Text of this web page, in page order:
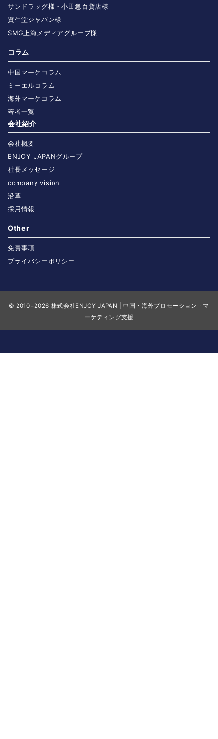
サンドラッグ様・小田急百貨店様
資生堂ジャパン様
SMG上海メディアグループ様
コラム
中国マーケコラム
ミーエルコラム
海外マーケコラム
著者一覧
会社紹介
会社概要
ENJOY JAPANグループ
社長メッセージ
company vision
沿革
採用情報
Other
免責事項
プライバシーポリシー
© 2010−2026 株式会社ENJOY JAPAN | 中国・海外プロモーション・マ
ーケティング支援